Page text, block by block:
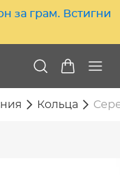
за грам. Встигни
Кольца